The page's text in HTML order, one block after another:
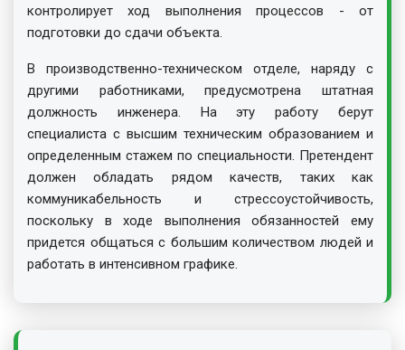
контролирует ход выполнения процессов - от
подготовки до сдачи объекта.
В производственно-техническом отделе, наряду с
другими работниками, предусмотрена штатная
должность инженера. На эту работу берут
специалиста с высшим техническим образованием и
определенным стажем по специальности. Претендент
должен обладать рядом качеств, таких как
коммуникабельность и стрессоустойчивость,
поскольку в ходе выполнения обязанностей ему
придется общаться с большим количеством людей и
работать в интенсивном графике.